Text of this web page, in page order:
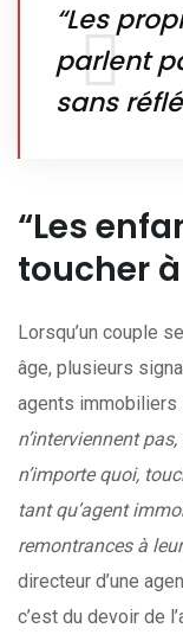
“Les
parlent
sans
“Les
toucher
Lorsqu’un couple
âge, plusieurs
agents immobiliers
n’interviennent
n’importe quoi,
tant qu’agent
remontrances à
directeur d’une
c’est du devoir de